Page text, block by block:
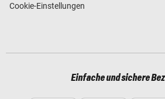
Cookie-Einstellungen
Einfache und sichere